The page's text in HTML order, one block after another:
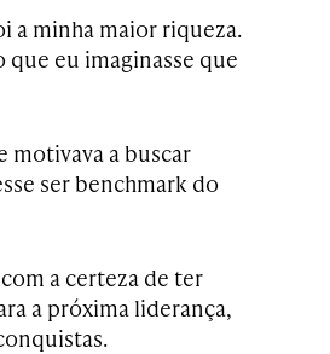
a minha maior riqueza.
eu imaginasse que
motivava a buscar
ser benchmark do
a certeza de ter
a próxima liderança,